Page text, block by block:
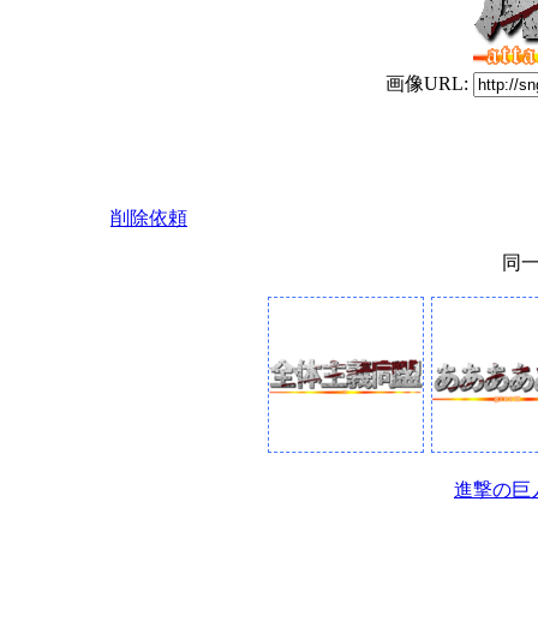
画像URL:
削除依頼
同
進撃の巨